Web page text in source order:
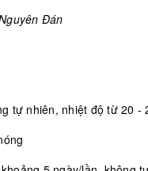
Đán
tự nhiên, nhiệt độ từ 20 -